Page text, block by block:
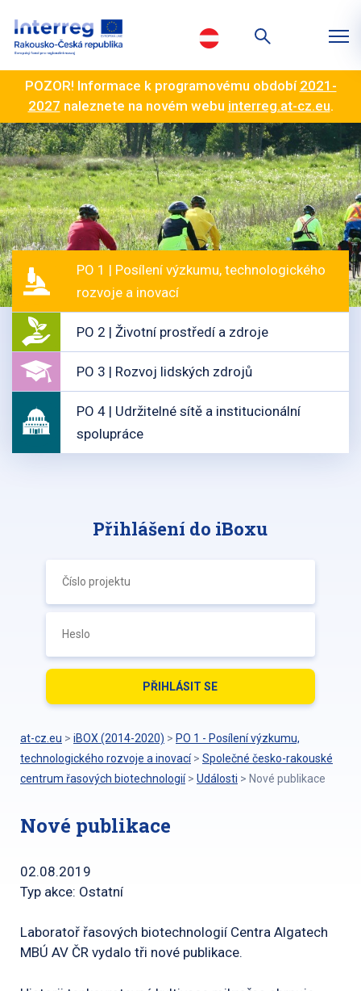
POZOR! Informace k programovému období 2021-
2027 naleznete na novém webu interreg.at-cz.eu.
PO 1 | Posílení výzkumu, technologického
rozvoje a inovací
PO 2 | Životní prostředí a zdroje
PO 3 | Rozvoj lidských zdrojů
PO 4 | Udržitelné sítě a institucionální
spolupráce
Přihlášení do iBoxu
at-cz.eu > iBOX (2014-2020) > PO 1 - Posílení výzkumu,
technologického rozvoje a inovací > Společné česko-rakouské
centrum řasových biotechnologií > Události > Nové publikace
Nové publikace
02.08.2019
Typ akce: Ostatní
Laboratoř řasových biotechnologií Centra Algatech
MBÚ AV ČR vydalo tři nové publikace.